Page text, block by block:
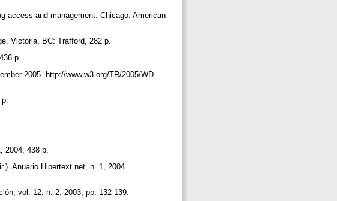
access and management. Chicago: American
Victoria, BC: Trafford, 282 p.
p.
2005. http://www.w3.org/TR/2005/WD-
2004, 438 p.
Anuario Hipertext.net, n. 1, 2004.
vol. 12, n. 2, 2003, pp. 132-139.